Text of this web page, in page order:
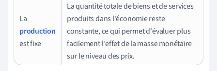
La
production
est fixe
La quantité totale de biens et de services
produits dans l'économie reste
constante, ce qui permet d'évaluer plus
facilement l'effet de la masse monétaire
sur le niveau des prix.